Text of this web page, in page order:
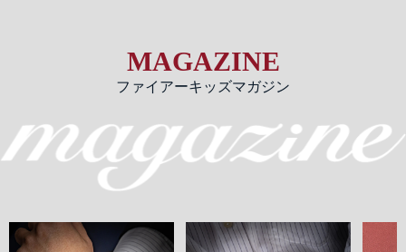
MAGAZINE
ファイアーキッズマガジン